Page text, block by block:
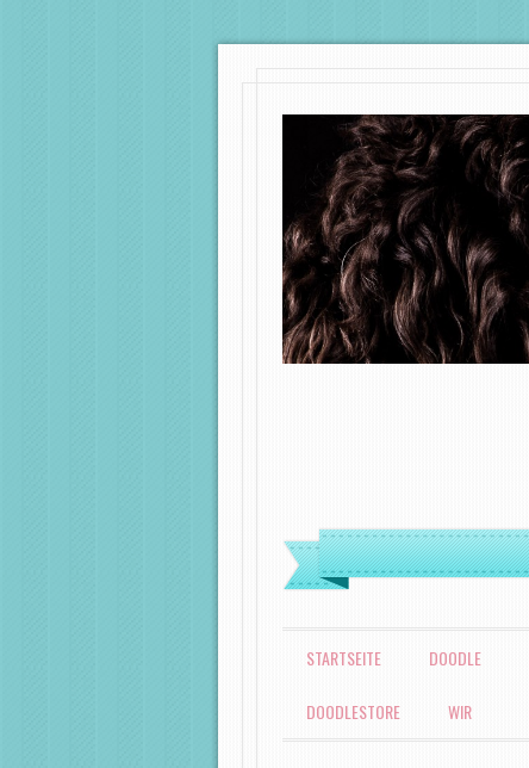
MENÜ
ZUM INHALT SPRINGEN
STARTSEITE DOODLE
DOODLESTORE WIR